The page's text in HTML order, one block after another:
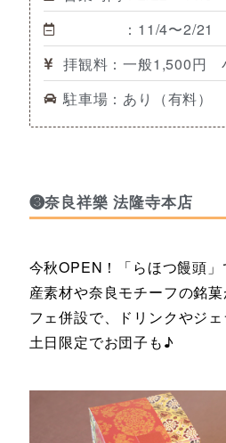
：11/4〜2/21 8
拝観料：一般1,500円
駐車場：あり（有料）
❸奈良祥樂 法隆寺本店
今秋OPEN！「らほつ饅頭
産素材や奈良モチーフの銘
フェ併設で、ドリンクやジェ
土日限定でお団子も♪